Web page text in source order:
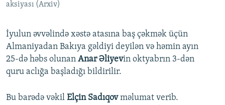
BIZIMLƏ ƏLAQƏ
720p 1080p
720p
1080p
aksiyası (Arxiv)
İyulun əvvəlində xəstə atasına baş çəkmək üçün
Almaniyadan Bakıya gəldiyi deyilən və həmin ayın
25-də həbs olunan Anar Əliyevin oktyabrın 3-dən
quru aclığa başladığı bildirilir.
Bu barədə vəkil Elçin Sadıqovməlumat verib.